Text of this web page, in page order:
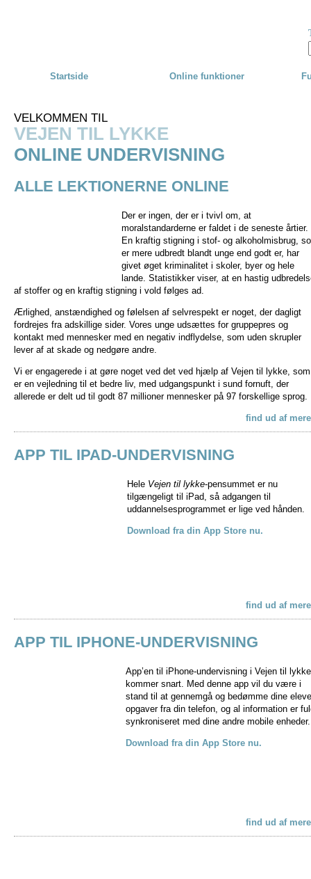
Startside Online funktioner
VELKOMMEN TIL
VEJEN TIL LYKKE
ONLINE UNDERVISNING
ALLE LEKTIONERNE ONLINE
Der er ingen, der er i tvivl om, at
moralstandarderne er faldet i de seneste årtier.
En kraftig stigning i stof- og alkoholmisbrug,
er mere udbredt blandt unge end godt er, har
givet øget kriminalitet i skoler, byer og hele
lande. Statistikker viser, at en hastig
af stoffer og en kraftig stigning i vold følges ad.
Ærlighed, anstændighed og følelsen af selvrespekt er noget, der dagligt
fordrejes fra adskillige sider. Vores unge udsættes for gruppepres og
kontakt med mennesker med en negativ indflydelse, som uden skrupler
lever af at skade og nedgøre andre.
Vi er engagerede i at gøre noget ved det ved hjælp af Vejen til lykke, som
er en vejledning til et bedre liv, med udgangspunkt i sund fornuft, der
allerede er delt ud til godt 87 millioner mennesker på 97 forskellige sprog.
find ud af
APP TIL IPAD-UNDERVISNING
Hele Vejen til lykke-pensummet er nu
tilgængeligt til iPad, så adgangen til
uddannelsesprogrammet er lige ved hånden.
Download fra din App Store nu.
find ud af
APP TIL IPHONE-UNDERVISNING
App’en til iPhone-undervisning i Vejen til lykke
kommer snart. Med denne app vil du være i
stand til at gennemgå og bedømme dine
opgaver fra din telefon, og al information er
synkroniseret med dine andre mobile enheder.
Download fra din App Store nu.
find ud af